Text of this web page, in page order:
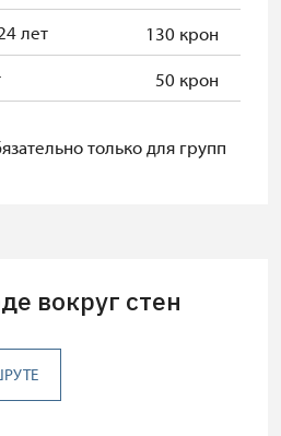
лет
130 крон
50 крон
только для групп
вокруг стен